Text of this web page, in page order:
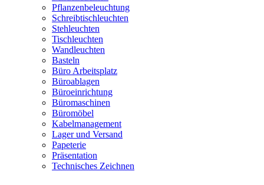
Pflanzenbeleuchtung
Schreibtischleuchten
Stehleuchten
Tischleuchten
Wandleuchten
Basteln
Büro Arbeitsplatz
Büroablagen
Büroeinrichtung
Büromaschinen
Büromöbel
Kabelmanagement
Lager und Versand
Papeterie
Präsentation
Technisches Zeichnen